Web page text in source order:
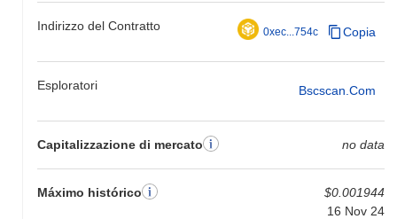
Indirizzo del Contratto 0xec...754c Copia
Esploratori Bscscan.com
Capitalizzazione di mercato no data
Máximo histórico
$0.001944
16 Nov 24